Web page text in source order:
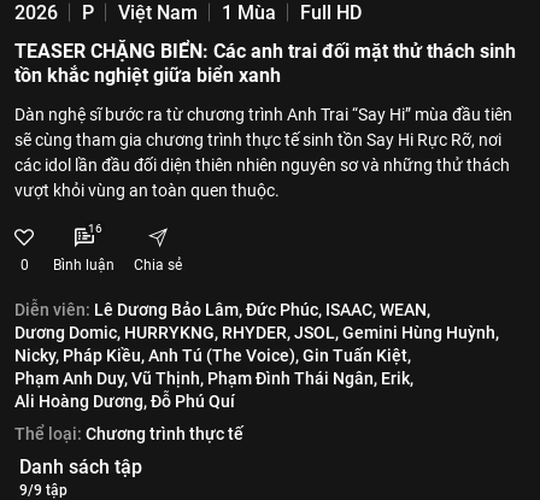
2026 P Việt Nam 1 Mùa
Full HD
TEASER CHẶNG BIỂN: Các anh trai đối mặt thử thách sinh
tồn khắc nghiệt giữa biển xanh
Dàn nghệ sĩ bước ra từ chương trình Anh Trai “Say Hi” mùa đầu tiên
sẽ cùng tham gia chương trình thực tế sinh tồn Say Hi Rực Rỡ, nơi
các idol lần đầu đối diện thiên nhiên nguyên sơ và những thử thách
vượt khỏi vùng an toàn quen thuộc.
0
16
Bình luận Chia sẻ
Diễn viên: Lê Dương Bảo Lâm,Đức Phúc, ISAAC,WEAN,
Dương Domic, HURRYKNG, RHYDER,JSOL,Gemini Hùng Huỳnh,
Nicky, Pháp Kiều,Anh Tú (The Voice),Gin Tuấn Kiệt,
Phạm Anh Duy,Vũ Thịnh, Phạm Đình Thái Ngân, Erik,
Ali Hoàng Dương,Đỗ Phú Quí
Thể loại: Chương trình thực tế
Danh sách tập
9/9 tập